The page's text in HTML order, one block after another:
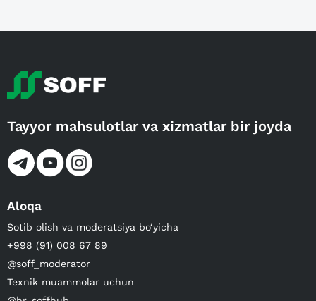
Tayyor mahsulotlar va xizmatlar bir joyda
Aloqa
Sotib olish va moderatsiya bo‘yicha
+998 (91) 008 67 89
@soff_moderator
Texnik muammolar uchun